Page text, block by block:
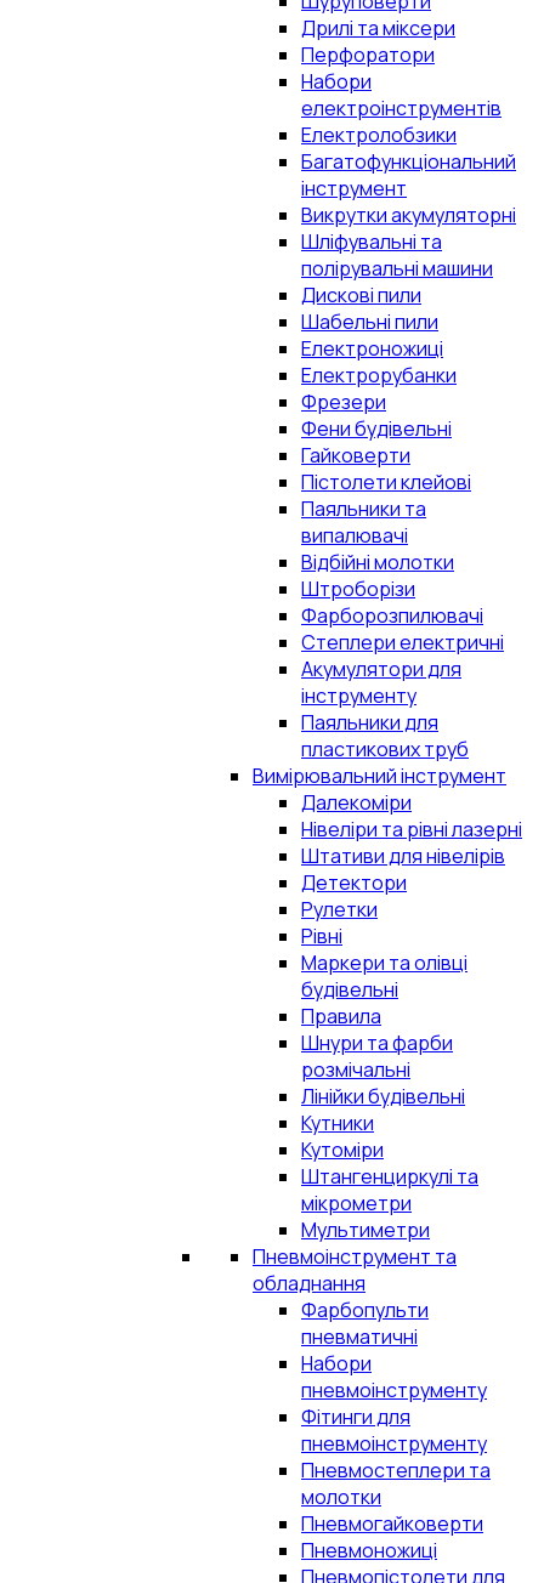
Дрилі та міксери
Перфоратори
Набори
електроінструментів
Електролобзики
Багатофункціональний
інструмент
Викрутки акумуляторні
Шліфувальні та
полірувальні машини
Дискові пили
Шабельні пили
Електроножиці
Електрорубанки
Фрезери
Фени будівельні
Гайковерти
Пістолети клейові
Паяльники та
випалювачі
Відбійні молотки
Штроборізи
Фарборозпилювачі
Степлери електричні
Акумулятори для
інструменту
Паяльники для
пластикових труб
Вимірювальний інструмент
Далекоміри
Нівеліри та рівні лазерні
Штативи для нівелірів
Детектори
Рулетки
Рівні
Маркери та олівці
будівельні
Правила
Шнури та фарби
розмічальні
Лінійки будівельні
Кутники
Кутоміри
Штангенциркулі та
мікрометри
Мультиметри
Пневмоінструмент та
обладнання
Фарбопульти
пневматичні
Набори
пневмоінструменту
Фітинги для
пневмоінструменту
Пневмостеплери та
молотки
Пневмогайковерти
Пневмоножиці
Пневмопістолети для